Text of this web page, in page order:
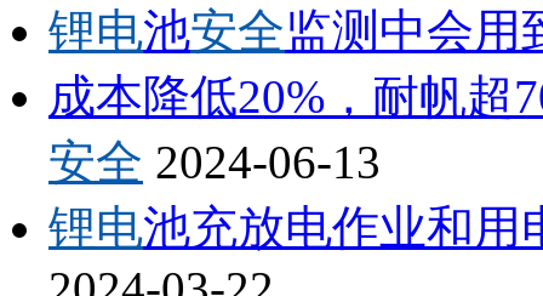
锂电池安全监测中会用
成本降低20%，耐帆超
安全 2024-06-13
锂电池充放电作业和用